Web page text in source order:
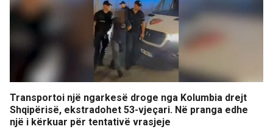
Transportoi një ngarkesë droge nga Kolumbia drejt
Shqipërisë, ekstradohet 53-vjeçari. Në pranga edhe
një i kërkuar për tentativë vrasjeje